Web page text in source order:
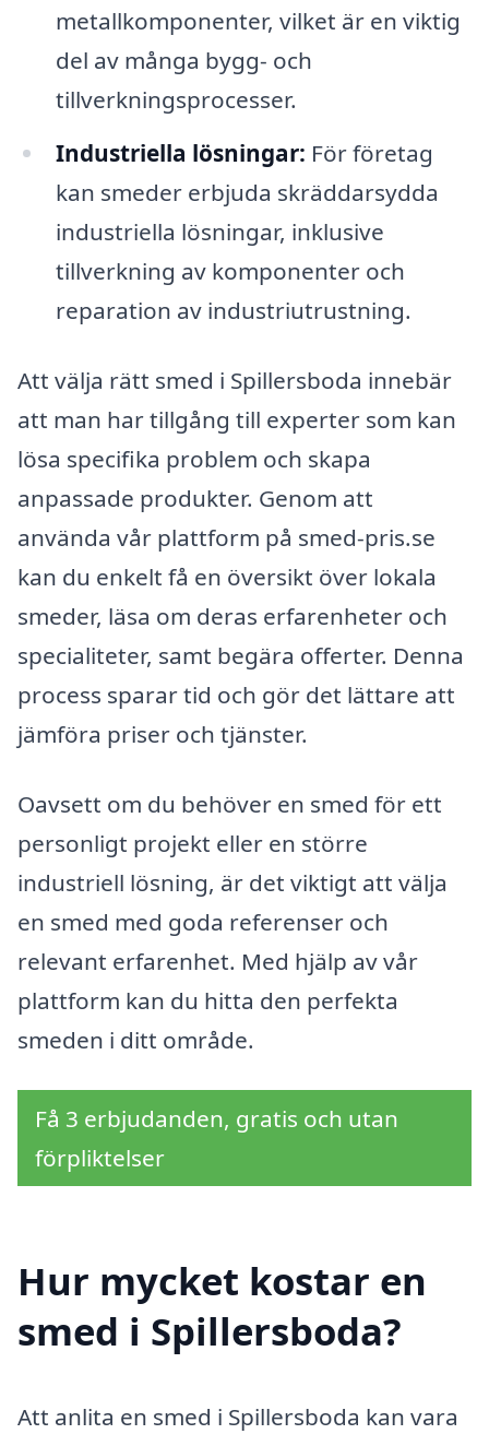
metallkomponenter, vilket är en viktig
del av många bygg- och
tillverkningsprocesser.
Industriella lösningar: För företag
kan smeder erbjuda skräddarsydda
industriella lösningar, inklusive
tillverkning av komponenter och
reparation av industriutrustning.
Att välja rätt smed i Spillersboda innebär
att man har tillgång till experter som kan
lösa specifika problem och skapa
anpassade produkter. Genom att
använda vår plattform på smed-pris.se
kan du enkelt få en översikt över lokala
smeder, läsa om deras erfarenheter och
specialiteter, samt begära offerter. Denna
process sparar tid och gör det lättare att
jämföra priser och tjänster.
Oavsett om du behöver en smed för ett
personligt projekt eller en större
industriell lösning, är det viktigt att välja
en smed med goda referenser och
relevant erfarenhet. Med hjälp av vår
plattform kan du hitta den perfekta
smeden i ditt område.
Få 3 erbjudanden, gratis och utan
förpliktelser
Hur mycket kostar en
smed i Spillersboda?
Att anlita en smed i Spillersboda kan vara